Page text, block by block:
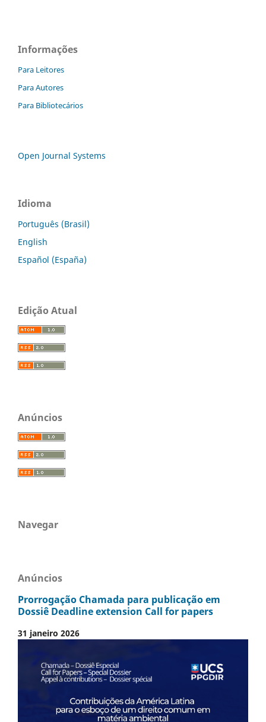
Informações
Para Leitores
Para Autores
Para Bibliotecários
Open Journal Systems
Idioma
Português (Brasil)
English
Español (España)
Edição Atual
Anúncios
Navegar
Anúncios
Prorrogação Chamada para publicação em
Dossiê Deadline extension Call for papers
31 janeiro 2026